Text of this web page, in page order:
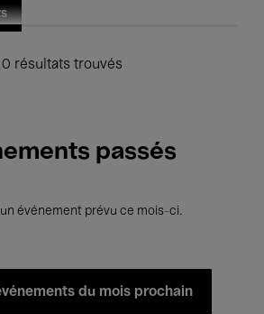
0 résultats trouvés
passés
événement prévu ce mois-ci.
du mois prochain